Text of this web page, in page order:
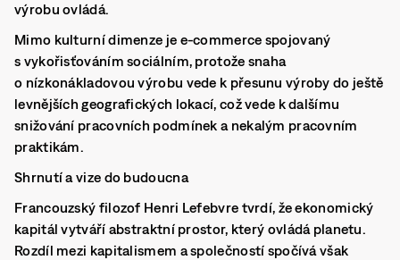
výrobu ovládá.
Mimo kulturní dimenze je e-commerce spojovaný
s vykořisťováním sociálním, protože snaha
o nízkonákladovou výrobu vede k přesunu výroby do ještě
levnějších geografických lokací, což vede k dalšímu
snižování pracovních podmínek a nekalým pracovním
praktikám.
Shrnutí a vize do budoucna
Francouzský filozof Henri Lefebvre tvrdí, že ekonomický
kapitál vytváří abstraktní prostor, který ovládá planetu.
Rozdíl mezi kapitalismem a společností spočívá však